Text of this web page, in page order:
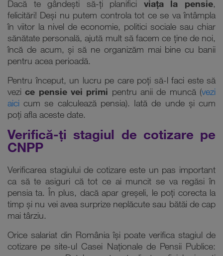
Dacă te gândești să-ți planifici viața la pensie,
felicitări! Deși nu putem controla tot ce se va întâmpla
în viitor la nivel de economie, politici sociale sau chiar
sănătate personală, ajută mult să facem ce ține de noi,
încă de acum, și să ne organizăm mai bine cu banii
pentru acea perioadă.
Pentru început, un lucru pe care poți să-l faci este să
vezice pensie vei primi pentru anii de muncă (vezi
aici cum se calculează pensia). Iată de unde și cum
poți afla aceste date.
Verifică-ți stagiul de cotizare pe
CNPP
Verificarea stagiului de cotizare este un pas important
ca să te asiguri că tot ce ai muncit se va regăsi în
pensia ta. În plus, dacă apar greșeli, le poți corecta la
timp și nu vei avea surprize neplăcute sau bătăi de cap
mai târziu.
Orice salariat din România își poate verifica stagiul de
cotizare pe site-ul Casei Naționale de Pensii Publice: